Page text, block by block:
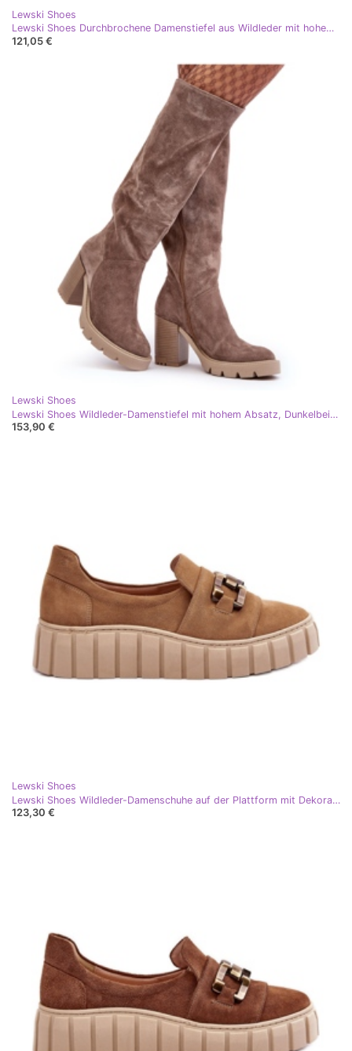
Lewski Shoes
Lewski Shoes Durchbrochene Damenstiefel aus Wildleder mit hohem Absatz, hellbeige Lewski 3386
121,05 €
Lewski Shoes
Lewski Shoes Wildleder-Damenstiefel mit hohem Absatz, Dunkelbeige, Lewski 3371
153,90 €
Lewski Shoes
Lewski Shoes Wildleder-Damenschuhe auf der Plattform mit Dekoration, dunkelbeige Lewski 3398
123,30 €